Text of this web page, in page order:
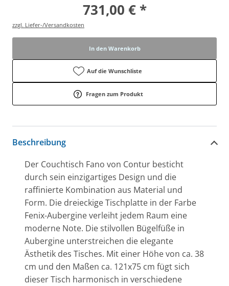
731,00 € *
zzgl. Liefer-/Versandkosten
In den Warenkorb
Auf die Wunschliste
Fragen zum Produkt
Beschreibung
Der Couchtisch Fano von Contur besticht
durch sein einzigartiges Design und die
raffinierte Kombination aus Material und
Form. Die dreieckige Tischplatte in der Farbe
Fenix-Aubergine verleiht jedem Raum eine
moderne Note. Die stilvollen Bügelfüße in
Aubergine unterstreichen die elegante
Ästhetik des Tisches. Mit einer Höhe von ca. 38
cm und den Maßen ca. 121x75 cm fügt sich
dieser Tisch harmonisch in verschiedene